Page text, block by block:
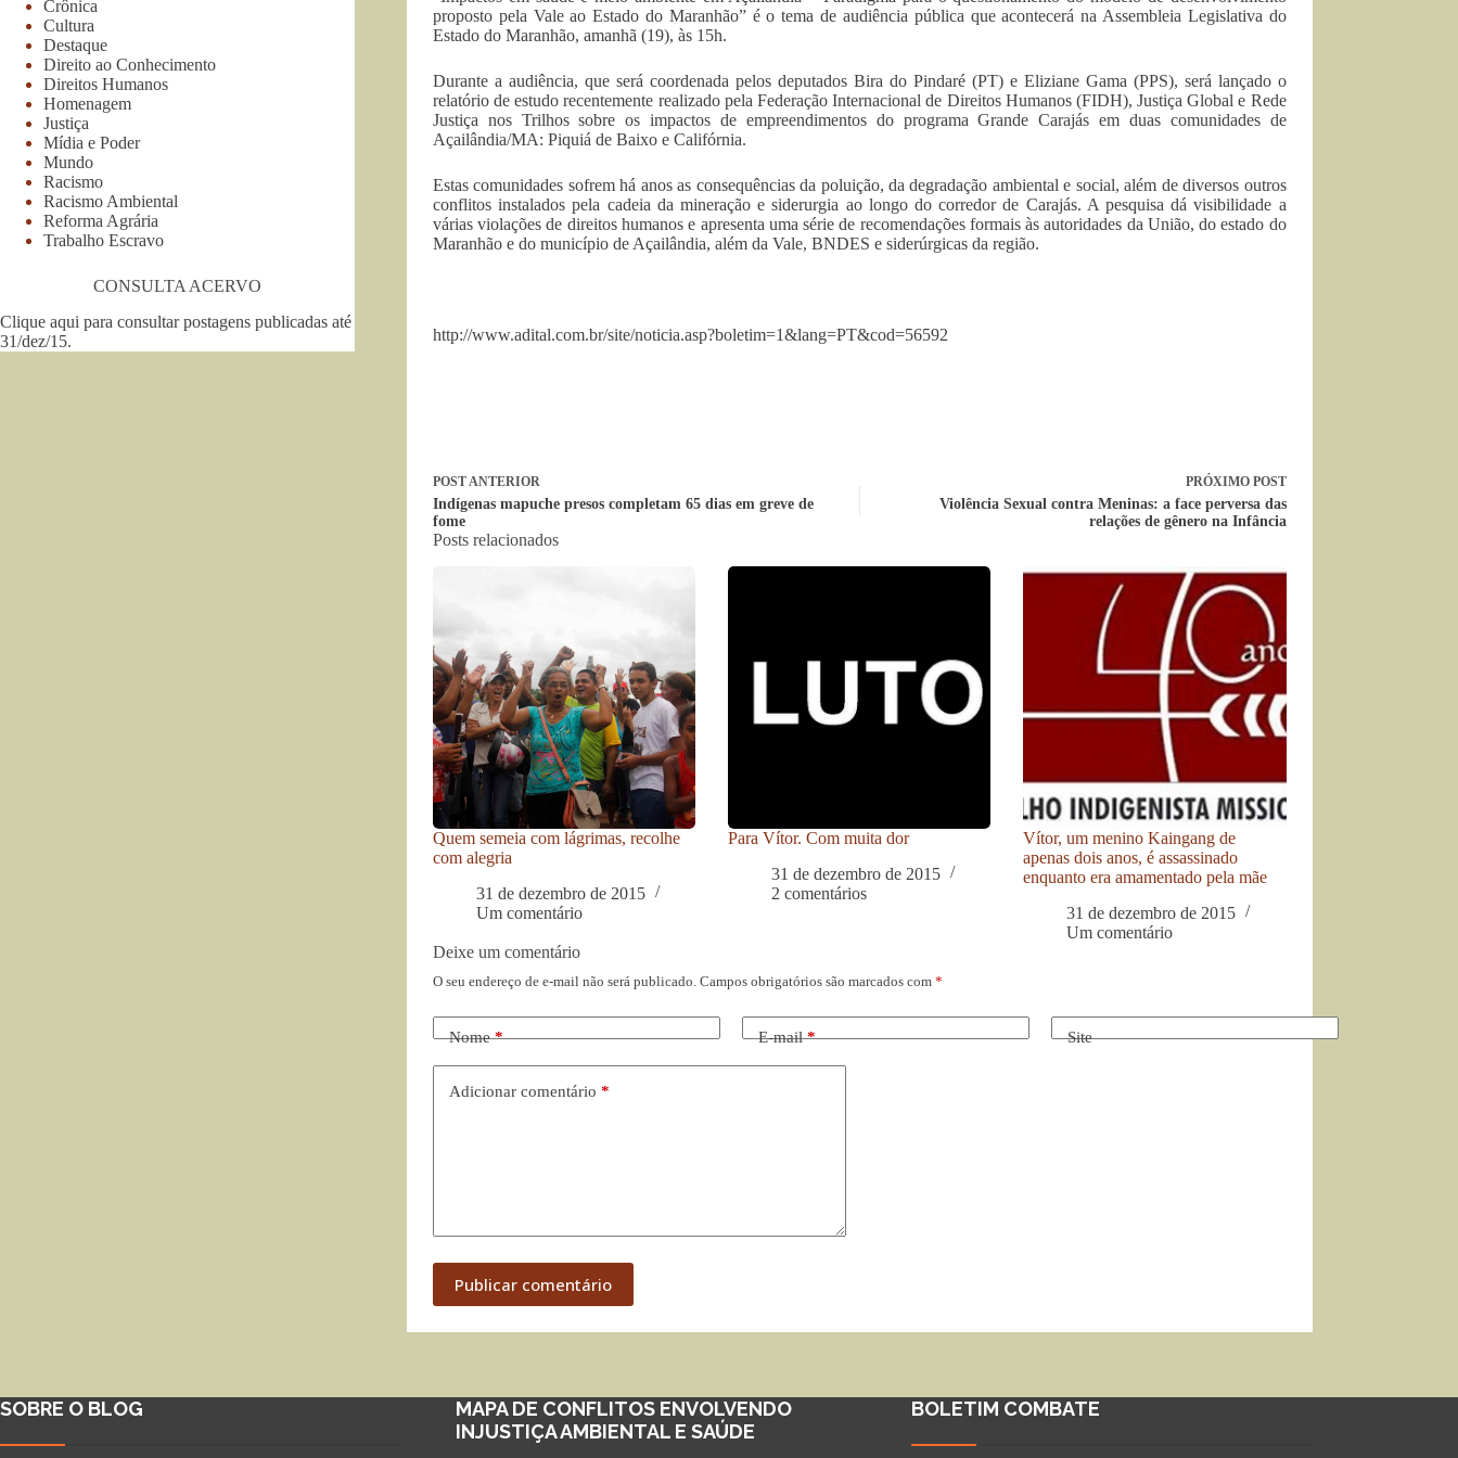
proposto pela Vale ao Estado do Maranhão” é o tema de audiência pública que acontecerá na Assembleia Legislativa do
Estado do Maranhão, amanhã (19), às 15h.
Durante a audiência, que será coordenada pelos deputados Bira do Pindaré (PT) e Eliziane Gama (PPS), será lançado o
relatório de estudo recentemente realizado pela Federação Internacional de Direitos Humanos (FIDH), Justiça Global e Rede
Justiça nos Trilhos sobre os impactos de empreendimentos do programa Grande Carajás em duas comunidades de
Açailândia/MA: Piquiá de Baixo e Califórnia.
Estas comunidades sofrem há anos as consequências da poluição, da degradação ambiental e social, além de diversos outros
conflitos instalados pela cadeia da mineração e siderurgia ao longo do corredor de Carajás. A pesquisa dá visibilidade a
várias violações de direitos humanos e apresenta uma série de recomendações formais às autoridades da União, do estado do
Maranhão e do município de Açailândia, além da Vale, BNDES e siderúrgicas da região.
http://www.adital.com.br/site/noticia.asp?boletim=1&lang=PT&cod=56592
POSTANTERIOR
Indígenas mapuche presos completam 65 dias em greve de
fome
PRÓXIMO POST
Violência Sexual contra Meninas: a face perversa das
relações de gênero na Infância
Posts relacionados
Quem semeia com lágrimas, recolhe
com alegria
31 de dezembro de 2015
Um comentário
Para Vítor. Com muita dor
31 de dezembro de 2015
2 comentários
Vítor, um menino Kaingang de
apenas dois anos, é assassinado
enquanto era amamentado pela mãe
31 de dezembro de 2015
Um comentário
Deixe um comentário
O seu endereço de e-mail não será publicado. Campos obrigatórios são marcados com *
Nome* E-mail* Site
Adicionar comentário *
Publicar comentário
Crônica
Cultura
Destaque
Direito ao Conhecimento
Direitos Humanos
Homenagem
Justiça
Mídia e Poder
Mundo
Racismo
Racismo Ambiental
Reforma Agrária
Trabalho Escravo
CONSULTA ACERVO
Clique aqui para consultar postagens publicadas até
31/dez/15.
SOBRE O BLOG
MAPA DE CONFLITOS ENVOLVENDO
INJUSTIÇA AMBIENTAL E SAÚDE
BOLETIM COMBATE